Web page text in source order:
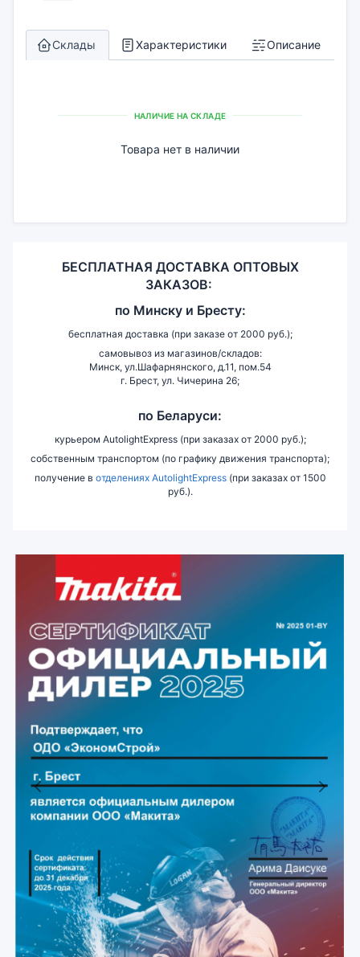
Склады Характеристики Описание
НАЛИЧИЕ НА СКЛАДЕ
Товара нет в наличии
БЕСПЛАТНАЯ ДОСТАВКА ОПТОВЫХ
ЗАКАЗОВ:
по Минску и Бресту:
бесплатная доставка (при заказе от 2000 руб.);
самовывоз из магазинов/складов:
Минск, ул.Шафарнянского, д.11, пом.54
г. Брест, ул. Чичерина 26;
по Беларуси:
курьером AutolightExpress (при заказах от 2000 руб.);
собственным транспортом (по графику движения транспорта);
получение в отделениях AutolightExpress(при заказах от 1500
руб.).
Previous Next